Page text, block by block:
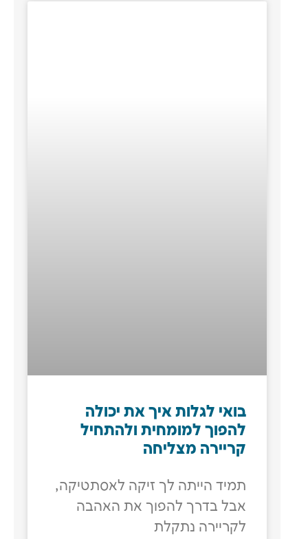
בואי לגלות איך את יכולה
להפוך למומחית ולהתחיל
קריירה מצליחה
תמיד הייתה לך זיקה לאסתטיקה,
אבל בדרך להפוך את האהבה
לקריירה נתקלת